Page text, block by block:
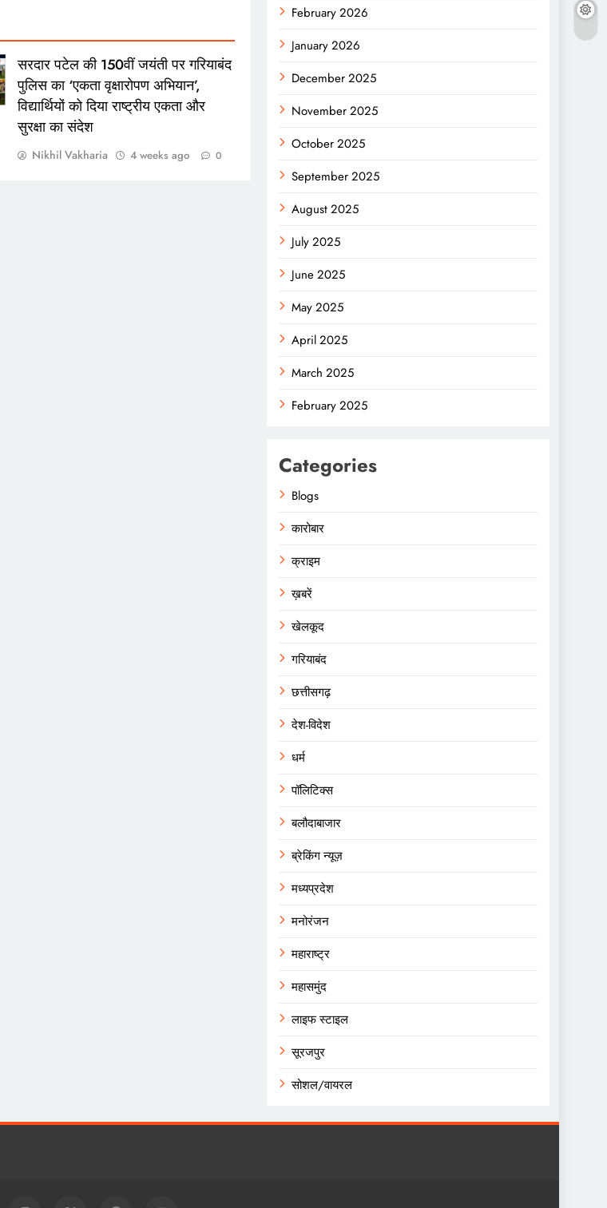
सरदार पटेल की 150वीं जयंती पर गरियाबंद
पुलिस का ‘एकता वृक्षारोपण अभियान’,
विद्यार्थियों को दिया राष्ट्रीय एकता और
सुरक्षा का संदेश
Nikhil Vakharia 4 weeks ago 0
February 2026
January 2026
December 2025
November 2025
October 2025
September 2025
August 2025
July 2025
June 2025
May 2025
April 2025
March 2025
February 2025
Categories
Blogs
कारोबार
क्राइम
ख़बरें
खेलकूद
गरियाबंद
छत्तीसगढ़
देश-विदेश
धर्म
पॉलिटिक्स
बलौदाबाजार
ब्रेकिंग न्यूज़
मध्यप्रदेश
मनोरंजन
महाराष्ट्र
महासमुंद
लाइफ स्टाइल
सूरजपुर
सोशल/वायरल